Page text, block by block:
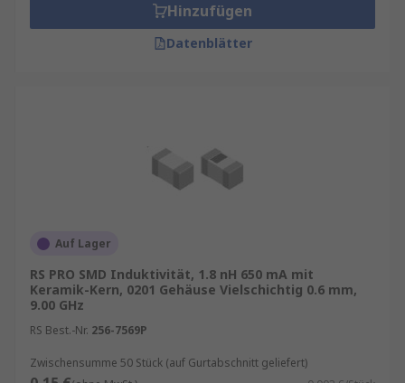
Hinzufügen
Datenblätter
Auf Lager
RS PRO SMD Induktivität, 1.8 nH 650 mA mit
Keramik-Kern, 0201 Gehäuse Vielschichtig 0.6 mm,
9.00 GHz
RS Best.-Nr. 256-7569P
Zwischensumme 50 Stück (auf Gurtabschnitt geliefert)